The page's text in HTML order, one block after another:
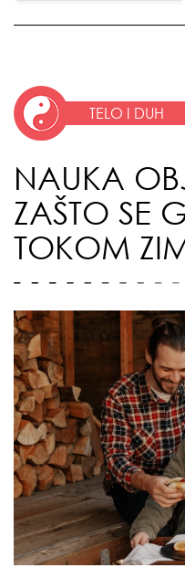
TELO I DUH
NAUKA
ZAŠTO SE
TOKOM